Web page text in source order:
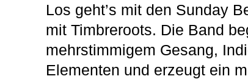
Los geht’s mit den Sunday
mit Timbreroots. Die Band
mehrstimmigem Gesang,
Elementen und erzeugt ein